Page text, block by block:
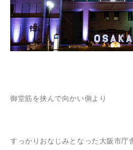
御堂筋を挟んで向かい側より
すっかりおなじみとなった大阪市庁